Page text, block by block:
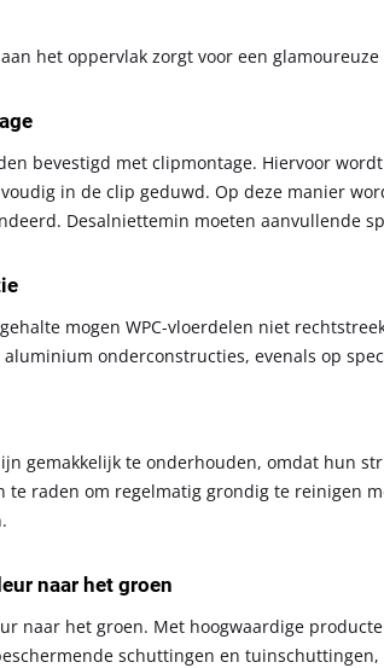
het oppervlak zorgt voor een
bevestigd met clipmontage. Hiervoor
in de clip geduwd. Op deze manier
Desalniettemin moeten aanvullende
mogen WPC-vloerdelen niet
onderconstructies, evenals op
gemakkelijk te onderhouden, omdat hun
te raden om regelmatig grondig te reinigen
naar het groen
naar het groen. Met hoogwaardige
schuttingen en